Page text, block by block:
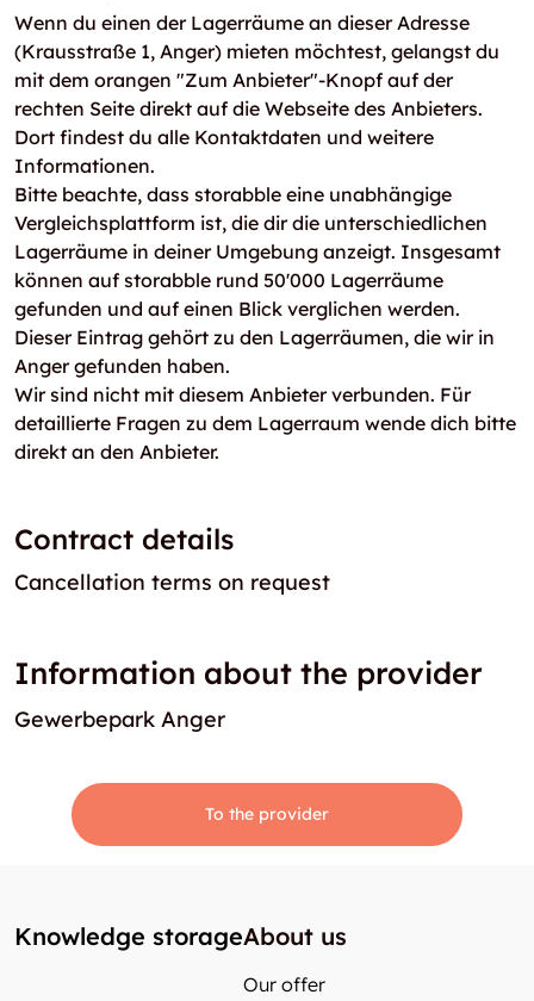
Wenn du einen der Lagerräume an dieser Adresse
(Krausstraße 1, Anger) mieten möchtest, gelangst du
mit dem orangen "Zum Anbieter"-Knopf auf der
rechten Seite direkt auf die Webseite des Anbieters.
Dort findest du alle Kontaktdaten und weitere
Informationen.
Bitte beachte, dass storabble eine unabhängige
Vergleichsplattform ist, die dir die unterschiedlichen
Lagerräume in deiner Umgebung anzeigt. Insgesamt
können auf storabble rund 50'000 Lagerräume
gefunden und auf einen Blick verglichen werden.
Dieser Eintrag gehört zu den Lagerräumen, die wir in
Anger gefunden haben.
Wir sind nicht mit diesem Anbieter verbunden. Für
detaillierte Fragen zu dem Lagerraum wende dich bitte
direkt an den Anbieter.
Contract details
Cancellation terms on request
Information about the provider
Gewerbepark Anger
To the provider
Knowledge storageAbout us
Our offer